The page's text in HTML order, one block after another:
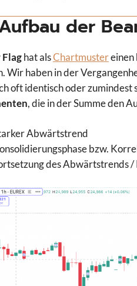
der
Flaghat alsChartmustereinen
Wir haben in der
oft identisch oder zumindest
, die in der Summe den
Abwärtstrend
bzw.
des Abwärtstrends